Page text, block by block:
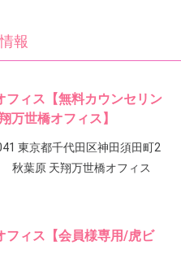
報
フィス【無料カウンセリン
万世橋オフィス】
東京都千代田区神田須田町2
秋葉原 天翔万世橋オフィス
フィス【会員様専用/虎ビ